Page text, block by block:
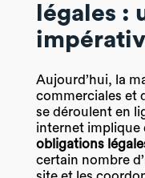
légales :
Aujourd’hui, la
commerciales et
se déroulent en
internet implique
obligations
certain nombre